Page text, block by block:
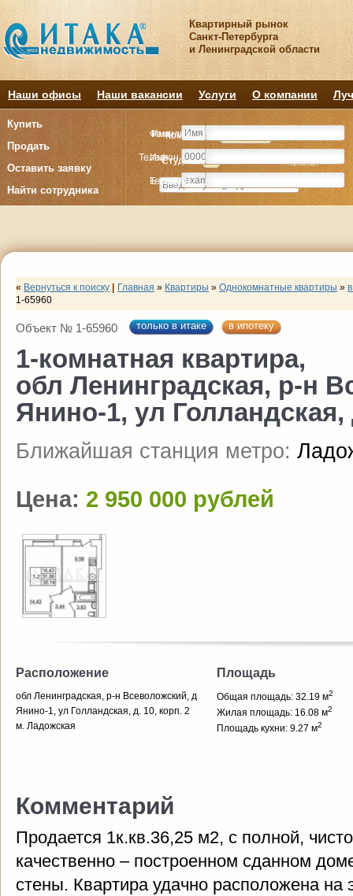
Квартирный рынок
Санкт-Петербурга
и Ленинградской области
Наши офисы Наши вакансии Услуги О компании
Купить
Продать
Оставить заявку
Найти сотрудника
Комнату
Студия Комнат
Комнату
Студия Комнат
Имя
Телефон
E-mail
Фамилия
Имя
Телефон
« Вернуться к поиску Главная » Квартиры » Однокомнатные квартиры »
1-65960
Объект № 1-65960 только в итаке в ипотеку
1-комнатная квартира,
обл Ленинградская, р-н
Янино-1, ул Голландская,
Ближайшая станция метро:
Цена: 2 950 000 рублей
Расположение
обл Ленинградская, р-н Всеволожский, д
Янино-1, ул Голландская, д. 10, корп. 2
м. Ладожская
Площадь
Общая площадь: 32.19 м2
Жилая площадь: 16.08 м2
Площадь кухни: 9.27 м2
Комментарий
Продается 1к.кв.36,25 м2, с полной,
качественно – построенном сданном
стены. Квартира удачно расположена